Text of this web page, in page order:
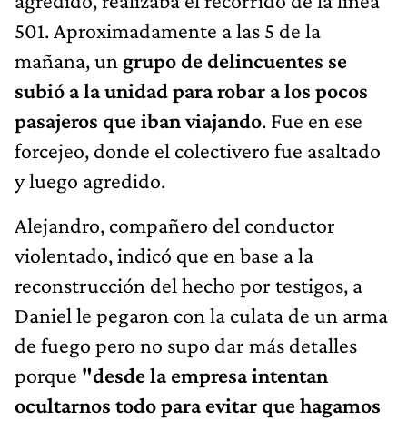
501. Aproximadamente a las 5 de la
mañana, un grupo de delincuentes se
subió a la unidad para robar a los pocos
pasajeros que iban viajando. Fue en ese
forcejeo, donde el colectivero fue asaltado
y luego agredido.
Alejandro, compañero del conductor
violentado, indicó que en base a la
reconstrucción del hecho por testigos, a
Daniel le pegaron con la culata de un arma
de fuego pero no supo dar más detalles
porque "desde la empresa intentan
ocultarnos todo para evitar que hagamos